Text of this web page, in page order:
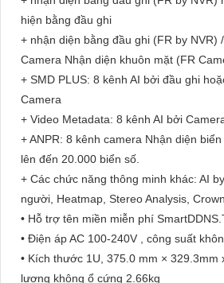
hiện bằng đầu ghi
+ nhận diện bằng đầu ghi (FR by NVR)
Camera Nhận diện khuôn mặt (FR
+ SMD PLUS: 8 kênh AI bởi đầu ghi
Camera
+ Video Metadata: 8 kênh AI bởi
+ ANPR: 8 kênh camera Nhận diện
lên đến 20.000 biển số.
+ Các chức năng thông minh khác: AI
người, Heatmap, Stereo Analysis,
• Hỗ trợ tên miền miễn phí
• Điện áp AC 100-240V , công suất
• Kích thước 1U, 375.0 mm × 329.3mm
lượng không ổ cứng 2.66kg